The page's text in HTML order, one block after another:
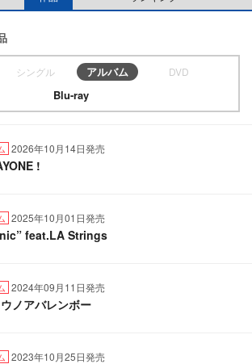
シングル アルバム DVD
Blu-ray
2026年10月14日発売
!
2025年10月01日発売
feat.LA Strings
2024年09月11日発売
ノアバレンボー
2023年10月25日発売